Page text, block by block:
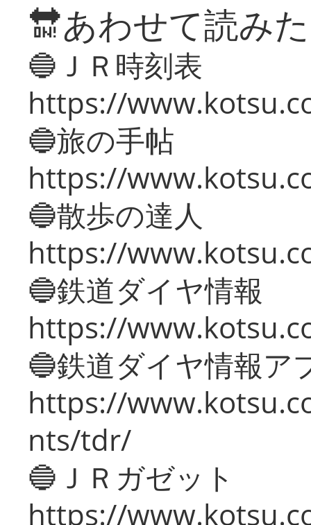
🔛あわせて読み
🔵ＪＲ時刻表
https://
🔵旅の手帖
https://
🔵散歩の達人
https://
🔵鉄道ダイヤ情報
https://
🔵鉄道ダイヤ情報ア
https://
nts/tdr/
🔵ＪＲガゼット
https://